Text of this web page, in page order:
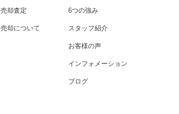
売却査定
売却について
6つの強み
スタッフ紹介
お客様の声
インフォメーション
ブログ